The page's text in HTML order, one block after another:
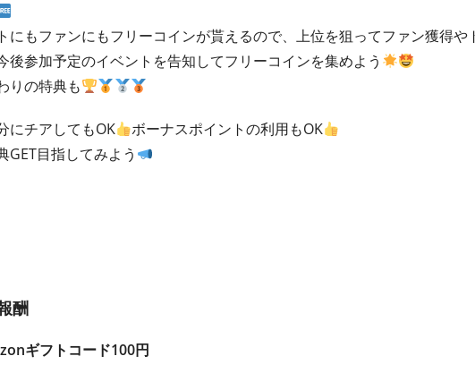
にもファンにもフリーコインが貰えるので、上位を狙ってファン獲得や
後参加予定のイベントを告知してフリーコインを集めよう
りの特典も
にチアしてもOK
ボーナスポイントの利用もOK
GET目指してみよう
酬
ギフトコード100円